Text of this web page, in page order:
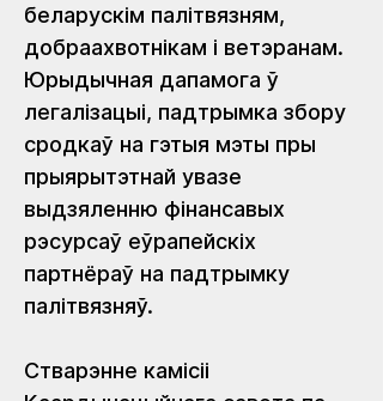
беларускім палітвязням,
добраахвотнікам і ветэранам.
Юрыдычная дапамога ў
легалізацыі, падтрымка збору
сродкаў на гэтыя мэты пры
прыярытэтнай увазе
выдзяленню фінансавых
рэсурсаў еўрапейскіх
партнёраў на падтрымку
палітвязняў.
Стварэнне камісіі